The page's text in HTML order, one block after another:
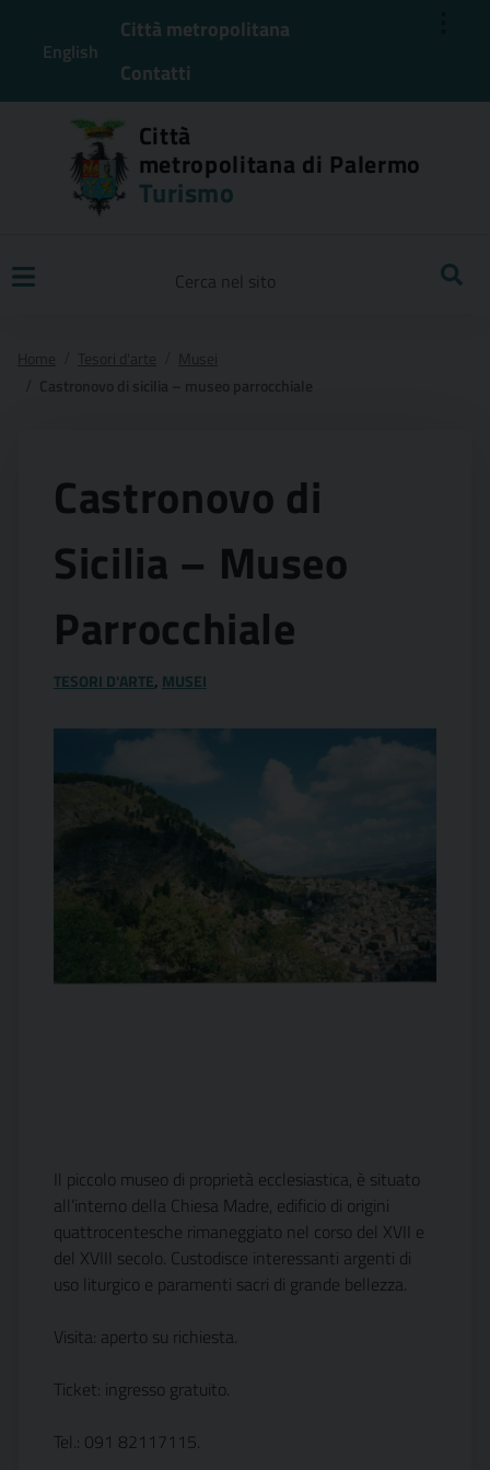
English
Città metropolitana
Contatti
Città
metropolitana di Palermo
Turismo
Castronovo di
Sicilia – Museo
Parrocchiale
TESORI D'ARTE, MUSEI
Il piccolo museo di proprietà ecclesiastica, è situato
all’interno della Chiesa Madre, edificio di origini
quattrocentesche rimaneggiato nel corso del XVII e
del XVIII secolo. Custodisce interessanti argenti di
uso liturgico e paramenti sacri di grande bellezza.
Visita: aperto su richiesta.
Ticket: ingresso gratuito.
Tel.: 091 82117115.